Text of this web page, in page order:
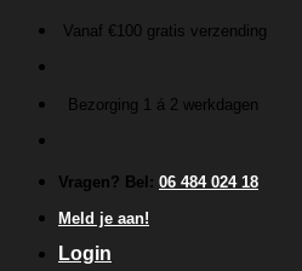
inhoud
Vanaf €100 gratis verzending
Bezorging 1 á 2 werkdagen
Vragen? Bel: 06 484 024 18
Meld je aan!
Login